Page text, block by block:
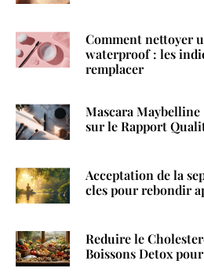
Comment nettoyer
waterproof : les
remplacer
Mascara Maybelline
sur le Rapport
Acceptation de la
cles pour rebondir
Reduire le
Boissons Detox